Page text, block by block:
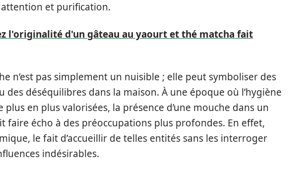
et purification.
l'originalité d'un gâteau au yaourt et thé matcha fait
n’est pas simplement un nuisible ; elle peut symboliser des
des déséquilibres dans la maison. À une époque où l’hygiène
en plus valorisées, la présence d’une mouche dans un
faire écho à des préoccupations plus profondes. En effet,
le fait d’accueillir de telles entités sans les interroger
indésirables.